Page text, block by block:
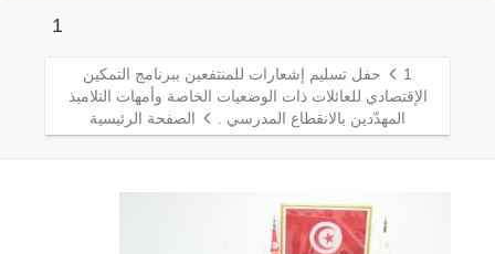
1
1
حفل تسليم إشعارات للمنتفعين ببرنامج التمكين
الإقتصادي للعائلات ذات الوضعيات الخاصة وأمهات التلاميذ
المهدّدين بالانقطاع المدرسي .
الصفحة الرئيسية